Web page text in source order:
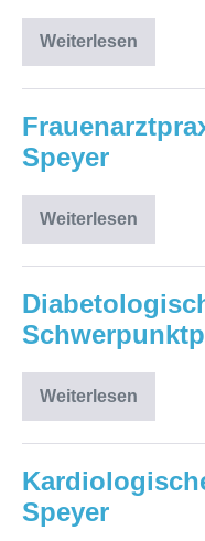
Weiterlesen
HNO-
Praxis
Prehm
Speyer
Weiterlesen
am
Speyer
Weiterlesen
Speyer